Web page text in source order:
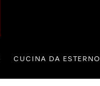
CUCINA DA ESTERNO